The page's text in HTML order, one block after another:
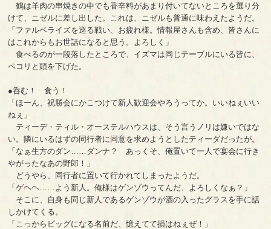
鶴は羊肉の串焼きの中でも香辛料があまり付いてないところを選り分
けて、ニゼルに差し出した。これは、ニゼルも普通に味わえたようだ。
「ファルベライズを巡る戦い、お疲れ様。情報屋さんも含め、皆さんに
はこれからもお世話になると思う。よろしく」
食べるのが一段落したところで、イズマは同じテーブルにいる皆に、
ペコリと頭を下げた。
●呑む！ 食う！
「ほーん、祝勝会にかこつけて新人歓迎会やろうってか。いいねぇいい
ねぇ」
ティーデ・ティル・オーステルハウスは、そう言うノリは嫌いではな
い。隣にいるはずの同行者に同意を求めようとしたティーダだったが。
「なぁ生方のダン……ダンナ？ あっくそ、俺置いて一人で宴会に行き
やがったなあの野郎！」
どうやら、同行者に置いて行かれてしまったようだ。
「ゲヘヘ……よう新人。俺様はゲンゾウってんだ、よろしくなぁ？」
そこに、自身も同じ新人であるゲンゾウが酒の入ったグラスを手に話
しかけてくる。
「こっからビッグになる名前だ、憶えてて損はねぇぜ！」